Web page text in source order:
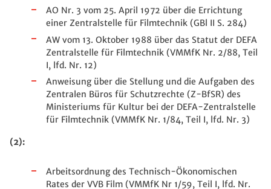
AO Nr. 3 vom 25. April 1972 über die Errichtung
einer Zentralstelle für Filmtechnik (GBl II S. 284)
AW vom 13. Oktober 1988 über das Statut der DEFA
Zentralstelle für Filmtechnik (VMMfK Nr. 2/88, Teil
I, lfd. Nr. 12)
Anweisung über die Stellung und die Aufgaben des
Zentralen Büros für Schutzrechte (Z-BfSR) des
Ministeriums für Kultur bei der DEFA-Zentralstelle
für Filmtechnik (VMMfK Nr. 1/84, Teil I, lfd. Nr. 3)
(2):
Arbeitsordnung des Technisch-Ökonomischen
Rates der VVB Film (VMMfK Nr 1/59, Teil I, lfd. Nr.